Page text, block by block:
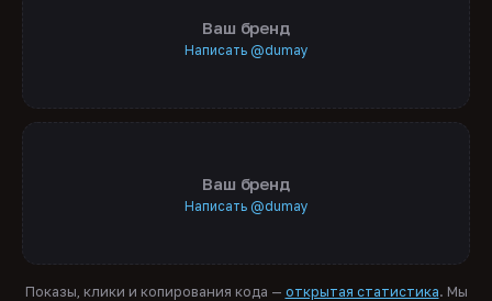
Ваш бренд
Написать @dumay
Ваш бренд
Написать @dumay
Показы, клики и копирования кода — открытая статистика. Мы